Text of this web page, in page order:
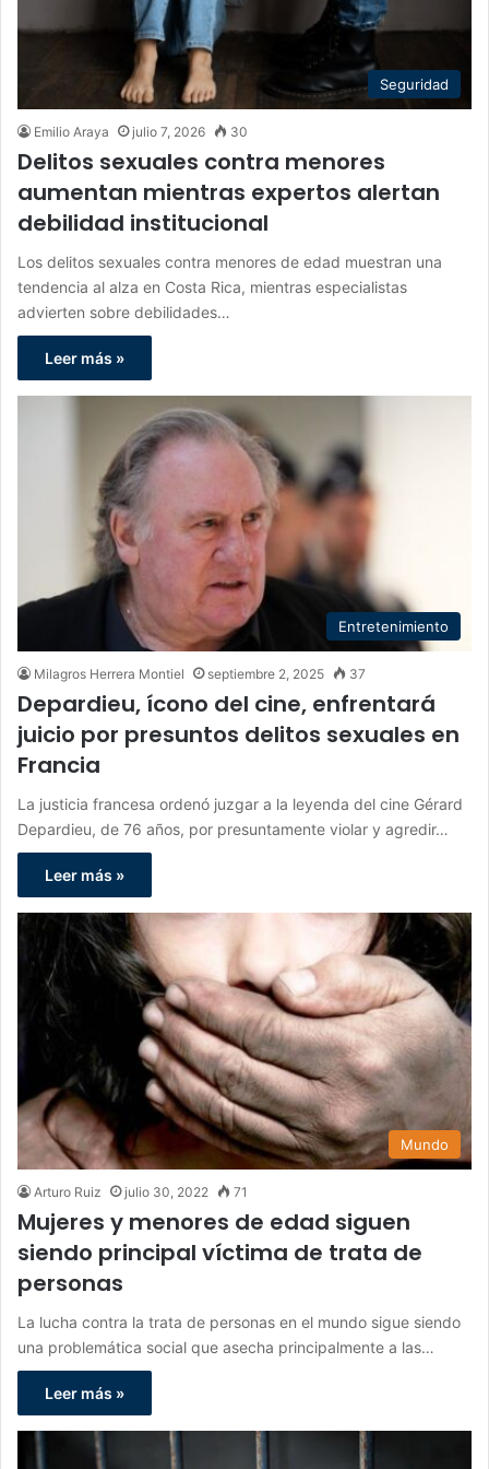
Seguridad
Emilio Araya julio 7, 2026 30
Delitos sexuales contra menores
aumentan mientras expertos alertan
debilidad institucional
Los delitos sexuales contra menores de edad muestran una
tendencia al alza en Costa Rica, mientras especialistas
advierten sobre debilidades…
Leer más »
Entretenimiento
Milagros Herrera Montiel septiembre 2, 2025 37
Depardieu, ícono del cine, enfrentará
juicio por presuntos delitos sexuales en
Francia
La justicia francesa ordenó juzgar a la leyenda del cine Gérard
Depardieu, de 76 años, por presuntamente violar y agredir…
Leer más »
Mundo
Arturo Ruiz julio 30, 2022 71
Mujeres y menores de edad siguen
siendo principal víctima de trata de
personas
La lucha contra la trata de personas en el mundo sigue siendo
una problemática social que asecha principalmente a las…
Leer más »